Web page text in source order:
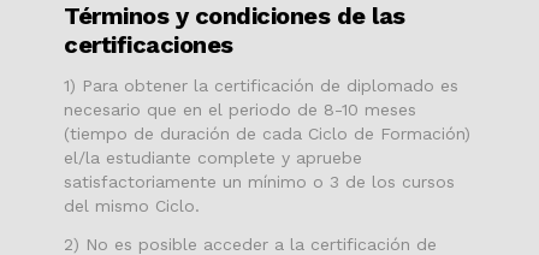
Términos y condiciones de las
certificaciones
1) Para obtener la certificación de diplomado es
necesario que en el periodo de 8-10 meses
(tiempo de duración de cada Ciclo de Formación)
el/la estudiante complete y apruebe
satisfactoriamente un mínimo o 3 de los cursos
del mismo Ciclo.
2) No es posible acceder a la certificación de